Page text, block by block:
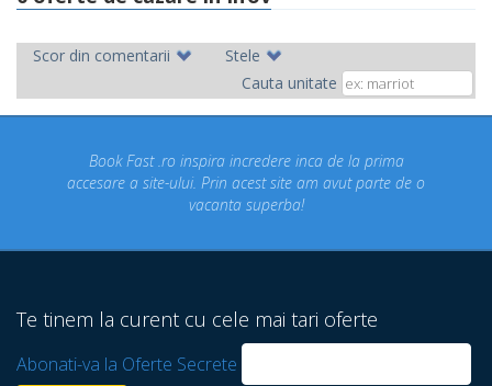
Scor din comentarii
Stele
Cauta unitate
inca de la prima
site am avut parte de o
Concediul nostru rezervat
un concediu de vis. Am
despre care nu stiam ca
Te tinem la curent cu cele mai tari oferte
Abonati-va la Oferte Secrete